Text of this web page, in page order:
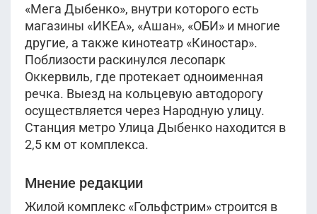
«Мега Дыбенко», внутри которого есть
магазины «ИКЕА», «Ашан», «ОБИ» и многие
другие, а также кинотеатр «Киностар».
Поблизости раскинулся лесопарк
Оккервиль, где протекает одноименная
речка. Выезд на кольцевую автодорогу
осуществляется через Народную улицу.
Станция метро Улица Дыбенко находится в
2,5 км от комплекса.
Мнение редакции
Жилой комплекс «Гольфстрим» строится в